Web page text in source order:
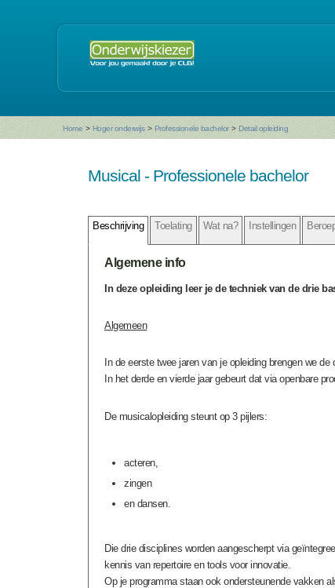
Home > Hoger onderwijs > Professionele bachelor > Detail opleiding
Musical - Professionele bachelor
Beschrijving Toelating Wat na? Instellingen
Algemene info
In deze opleiding leer je de techniek van de drie
Algemeen
In de eerste twee jaren van je opleiding brengen we
In het derde en vierde jaar gebeurt dat via openbare
De musicalopleiding steunt op 3 pijlers:
acteren,
zingen
en dansen.
Die drie disciplines worden aangescherpt via
kennis van repertoire en tools voor innovatie.
Op je programma staan ook ondersteunende vakken